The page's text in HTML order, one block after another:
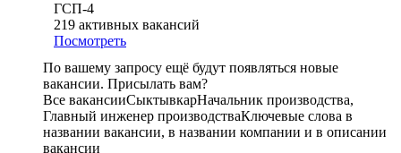
ГСП-4
219 активных вакансий
Посмотреть
По вашему запросу ещё будут появляться новые
вакансии. Присылать вам?
Все вакансииСыктывкарНачальник производства,
Главный инженер производстваКлючевые слова в
названии вакансии, в названии компании и в описании
вакансии